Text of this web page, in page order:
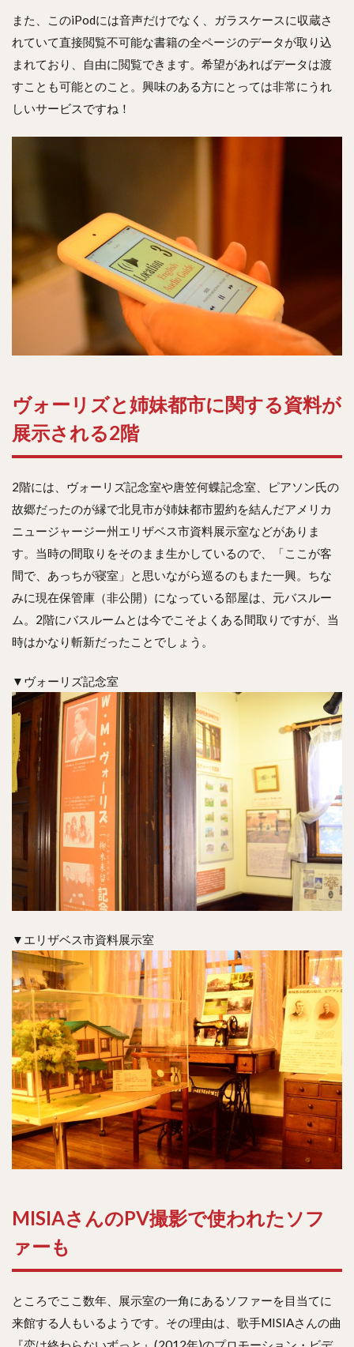
また、このiPodには音声だけでなく、ガラスケースに収蔵さ
れていて直接閲覧不可能な書籍の全ページのデータが取り込
まれており、自由に閲覧できます。希望があればデータは渡
すことも可能とのこと。興味のある方にとっては非常にうれ
しいサービスですね！
ヴォーリズと姉妹都市に関する資料が
展示される2階
2階には、ヴォーリズ記念室や唐笠何蝶記念室、ピアソン氏の
故郷だったのが縁で北見市が姉妹都市盟約を結んだアメリカ
ニュージャージー州エリザベス市資料展示室などがありま
す。当時の間取りをそのまま生かしているので、「ここが客
間で、あっちが寝室」と思いながら巡るのもまた一興。ちな
みに現在保管庫（非公開）になっている部屋は、元バスルー
ム。2階にバスルームとは今でこそよくある間取りですが、当
時はかなり斬新だったことでしょう。
▼ヴォーリズ記念室
▼エリザベス市資料展示室
MISIAさんのPV撮影で使われたソフ
ァーも
ところでここ数年、展示室の一角にあるソファーを目当てに
来館する人もいるようです。その理由は、歌手MISIAさんの曲